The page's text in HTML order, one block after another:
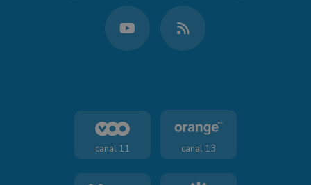
canal 11 canal 13